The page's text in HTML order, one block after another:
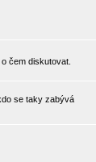
čem diskutovat.
se taky zabývá